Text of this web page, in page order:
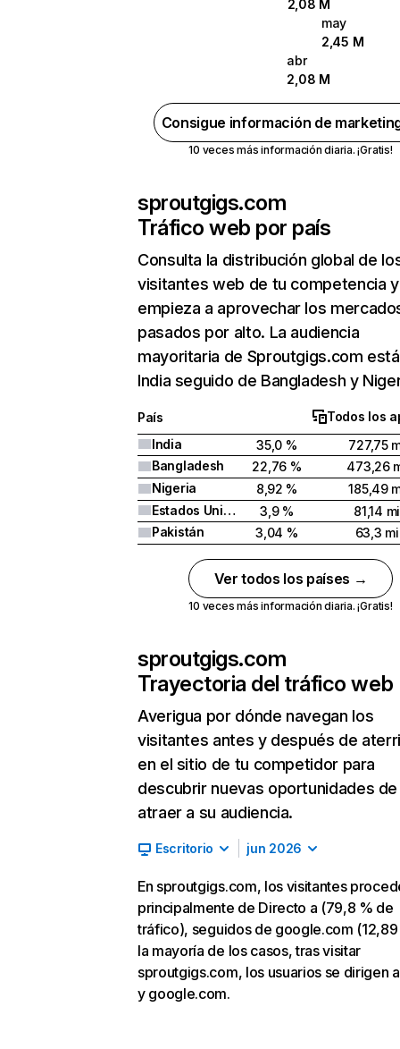
2,08 M
may
2,45 M
abr
2,08 M
Consigue información de
10 veces más información diaria. ¡Gratis!
sproutgigs.com
Tráfico web por país
Consulta la distribución global de
visitantes web de tu competencia y
empieza a aprovechar los
pasados por alto. La audiencia
mayoritaria de Sproutgigs.com
India seguido de Bangladesh y
País
Todos los
India
35,0 %
727,75
Bangladesh
22,76 %
473,26
Nigeria
8,92 %
185,49
Estados Unidos
3,9 %
81,14
Pakistán
3,04 % 63,3
Ver todos los países →
10 veces más información diaria. ¡Gratis!
sproutgigs.com
Trayectoria del tráfico web
Averigua por dónde navegan los
visitantes antes y después de
en el sitio de tu competidor para
descubrir nuevas oportunidades de
atraer a su audiencia.
Escritorio jun 2026
En sproutgigs.com, los visitantes
principalmente de Directo a (79,8 % de
tráfico), seguidos de google.com (12,89
la mayoría de los casos, tras visitar
sproutgigs.com, los usuarios se dirigen
y google.com.